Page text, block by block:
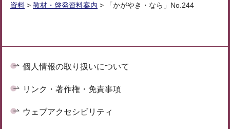
資料 > 教材・啓発資料案内 > 「かがやき・なら」No.244
個人情報の取り扱いについて
リンク・著作権・免責事項
ウェブアクセシビリティ